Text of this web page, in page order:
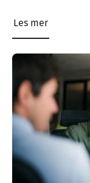
Les mer